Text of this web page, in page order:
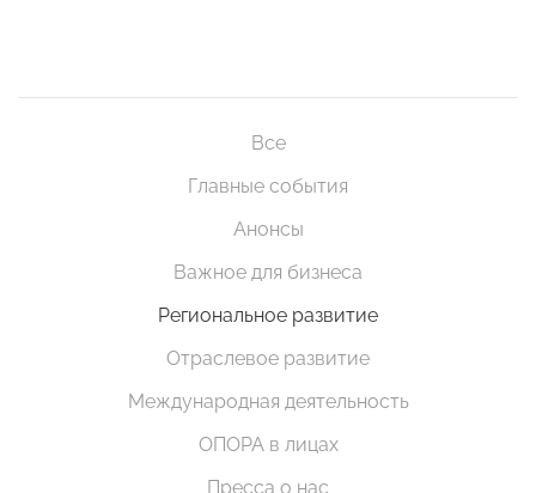
Все
Главные события
Анонсы
Важное для бизнеса
Региональное развитие
Отраслевое развитие
Международная деятельность
ОПОРА в лицах
Пресса о нас